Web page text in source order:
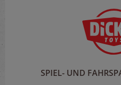
SPIEL- UND